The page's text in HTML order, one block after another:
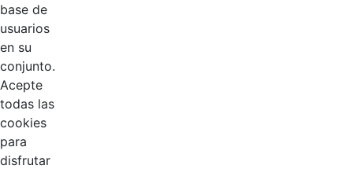
base de
usuarios
en su
conjunto.
Acepte
todas las
cookies
para
disfrutar